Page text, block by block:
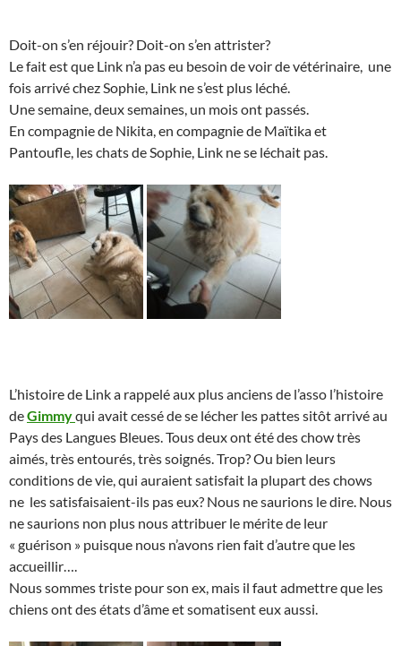
Doit-on s’en réjouir? Doit-on s’en attrister?
Le fait est que Link n’a pas eu besoin de voir de vétérinaire, une
fois arrivé chez Sophie, Link ne s’est plus léché.
Une semaine, deux semaines, un mois ont passés.
En compagnie de Nikita, en compagnie de Maïtika et
Pantoufle, les chats de Sophie, Link ne se léchait pas.
L’histoire de Link a rappelé aux plus anciens de l’asso l’histoire
deGimmyqui avait cessé de se lécher les pattes sitôt arrivé au
Pays des Langues Bleues. Tous deux ont été des chow très
aimés, très entourés, très soignés. Trop? Ou bien leurs
conditions de vie, qui auraient satisfait la plupart des chows
ne les satisfaisaient-ils pas eux? Nous ne saurions le dire. Nous
ne saurions non plus nous attribuer le mérite de leur
« guérison » puisque nous n’avons rien fait d’autre que les
accueillir….
Nous sommes triste pour son ex, mais il faut admettre que les
chiens ont des états d’âme et somatisent eux aussi.